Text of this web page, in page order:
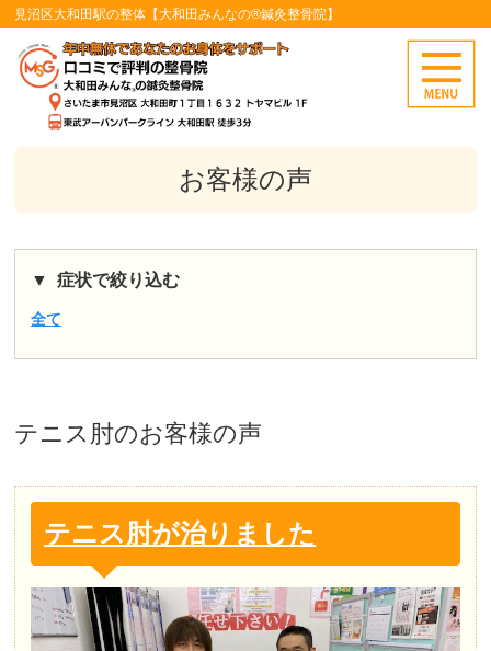
見沼区大和田駅の整体【大和田みんなの®鍼灸整骨院】
お客様の声
症状で絞り込む
全て
テニス肘のお客様の声
テニス肘が治りました